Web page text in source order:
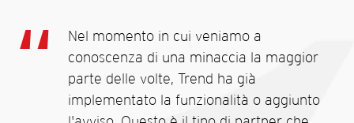
Nel momento in cui veniamo a
conoscenza di una minaccia la maggior
parte delle volte, Trend ha già
implementato la funzionalità o aggiunto